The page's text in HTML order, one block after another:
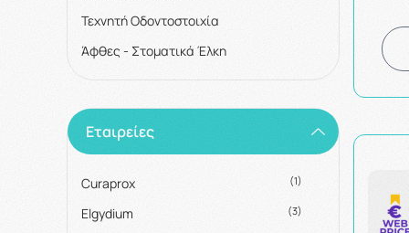
Τεχνητή Οδοντοστοιχία
Άφθες - Στοματικά Έλκη
Εταιρείες
Curaprox (1)
Elgydium (3)